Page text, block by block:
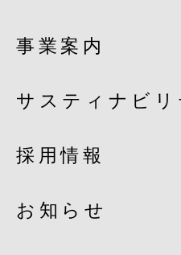
経営者メッセージ
私たちについて
グループ会社について
事業案内
ライフサイエンス
メディカル
サスティナビリ
DENIS JAPANが目指す未来
社会との共存
採用情報
採用情報
お知らせ